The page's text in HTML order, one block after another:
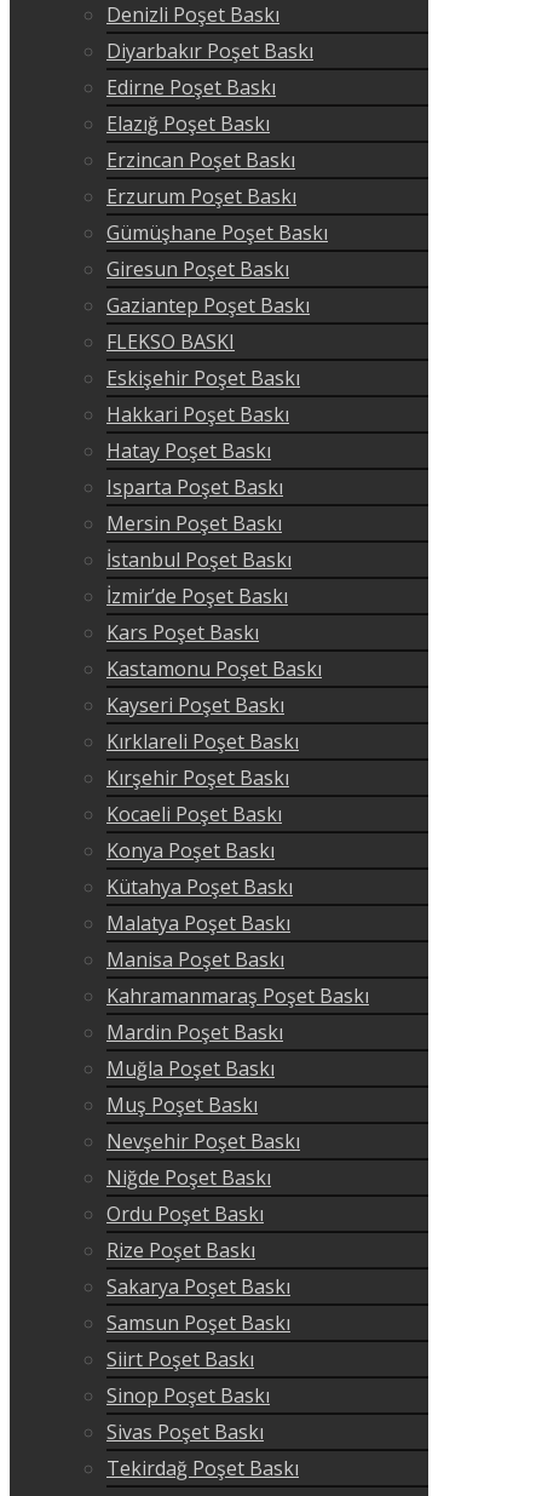
Denizli Poşet Baskı
Diyarbakır Poşet Baskı
Edirne Poşet Baskı
Elazığ Poşet Baskı
Erzincan Poşet Baskı
Erzurum Poşet Baskı
Gümüşhane Poşet Baskı
Giresun Poşet Baskı
Gaziantep Poşet Baskı
FLEKSO BASKI
Eskişehir Poşet Baskı
Hakkari Poşet Baskı
Hatay Poşet Baskı
Isparta Poşet Baskı
Mersin Poşet Baskı
İstanbul Poşet Baskı
İzmir’de Poşet Baskı
Kars Poşet Baskı
Kastamonu Poşet Baskı
Kayseri Poşet Baskı
Kırklareli Poşet Baskı
Kırşehir Poşet Baskı
Kocaeli Poşet Baskı
Konya Poşet Baskı
Kütahya Poşet Baskı
Malatya Poşet Baskı
Manisa Poşet Baskı
Kahramanmaraş Poşet Baskı
Mardin Poşet Baskı
Muğla Poşet Baskı
Muş Poşet Baskı
Nevşehir Poşet Baskı
Niğde Poşet Baskı
Ordu Poşet Baskı
Rize Poşet Baskı
Sakarya Poşet Baskı
Samsun Poşet Baskı
Siirt Poşet Baskı
Sinop Poşet Baskı
Sivas Poşet Baskı
Tekirdağ Poşet Baskı